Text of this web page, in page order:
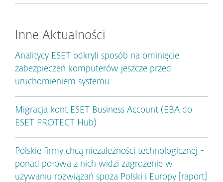
Inne Aktualności
Analitycy ESET odkryli sposób na ominięcie
zabezpieczeń komputerów jeszcze przed
uruchomieniem systemu
Migracja kont ESET Business Account (EBA do
ESET PROTECT Hub)
Polskie firmy chcą niezależności technologicznej -
ponad połowa z nich widzi zagrożenie w
używaniu rozwiązań spoza Polski i Europy [raport]